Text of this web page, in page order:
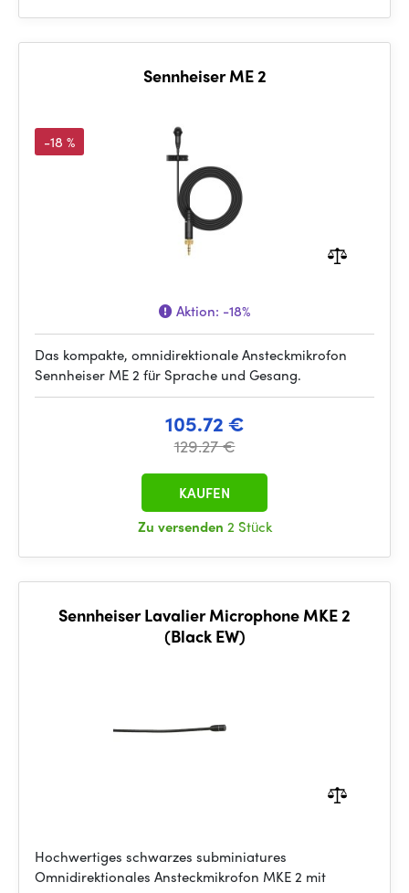
Sennheiser ME 2
-18 %
Aktion: -18%
Das kompakte, omnidirektionale Ansteckmikrofon
Sennheiser ME 2 für Sprache und Gesang.
105.72 €
129.27 €
Zu versenden 2 Stück
KAUFEN
Sennheiser Lavalier Microphone MKE 2
(Black EW)
Hochwertiges schwarzes subminiatures
Omnidirektionales Ansteckmikrofon MKE 2 mit